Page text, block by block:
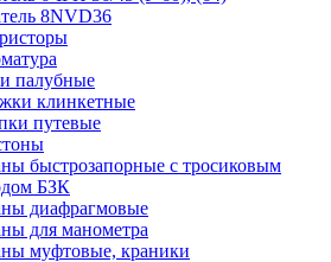
8NVD36
палубные
клинкетные
путевые
быстрозапорные с тросиковым
БЗК
диафрагмовые
для манометра
муфтовые, краники